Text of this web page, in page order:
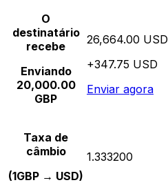
O
destinatário
recebe
Enviando
20,000.00
GBP
26,664.00 USD
+347.75 USD
Enviar agora
Taxa de
câmbio
(1GBP → USD)
1.333200